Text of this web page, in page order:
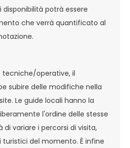
potrà essere
che verrà quantificato al
tecniche/operative, il
subire delle modifiche nella
Le guide locali hanno la
l'ordine delle stesse
di variare i percorsi di visita,
turistici del momento. È infine